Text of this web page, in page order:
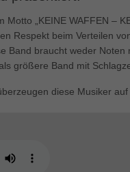
„KEINE WAFFEN –
Respekt beim Verteilen
Band braucht weder
größere Band mit
diese Musiker
Externe
Wenn Cookies von